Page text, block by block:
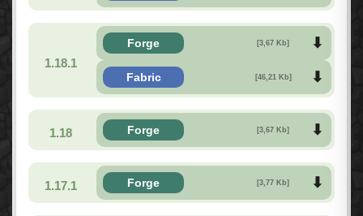
1.18.1
Forge [3,67 Kb]
Fabric [46,21 Kb]
1.18 Forge [3,67 Kb]
1.17.1 Forge [3,77 Kb]